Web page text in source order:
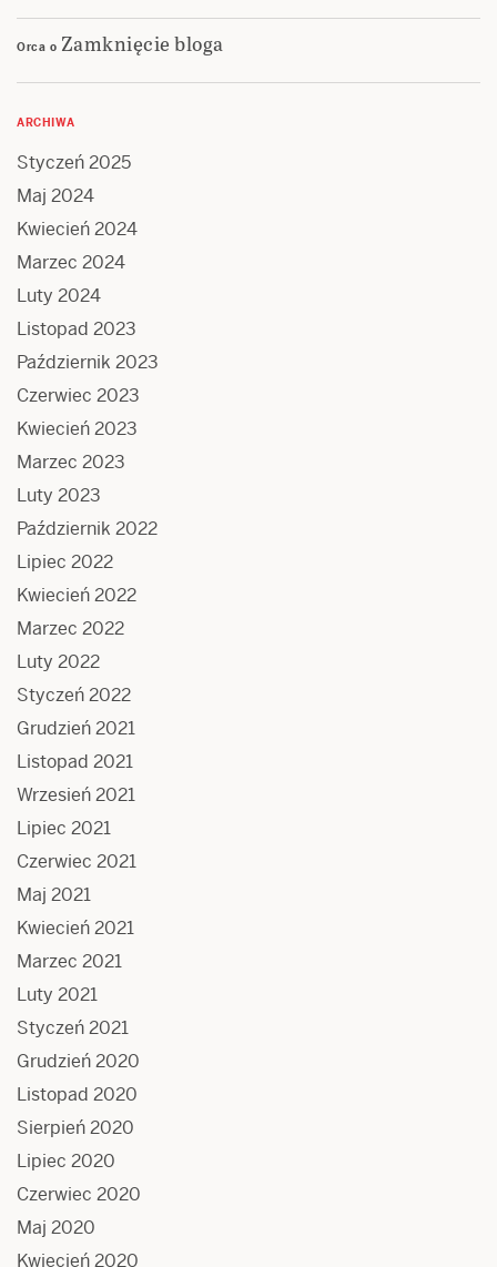
Orca o Zamknięcie bloga
ARCHIWA
Styczeń 2025
Maj 2024
Kwiecień 2024
Marzec 2024
Luty 2024
Listopad 2023
Październik 2023
Czerwiec 2023
Kwiecień 2023
Marzec 2023
Luty 2023
Październik 2022
Lipiec 2022
Kwiecień 2022
Marzec 2022
Luty 2022
Styczeń 2022
Grudzień 2021
Listopad 2021
Wrzesień 2021
Lipiec 2021
Czerwiec 2021
Maj 2021
Kwiecień 2021
Marzec 2021
Luty 2021
Styczeń 2021
Grudzień 2020
Listopad 2020
Sierpień 2020
Lipiec 2020
Czerwiec 2020
Maj 2020
Kwiecień 2020